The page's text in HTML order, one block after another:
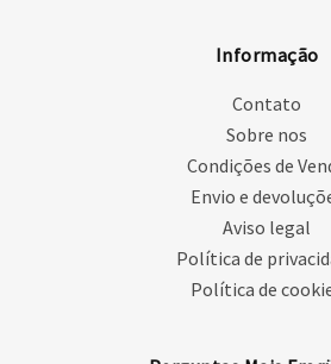
Informação
Contato
Sobre nos
Condições de
Envio e
Aviso legal
Política de
Política de